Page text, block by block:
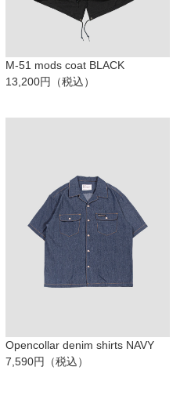
M-51 mods coat BLACK
13,200円（税込）
Opencollar denim shirts NAVY
7,590円（税込）